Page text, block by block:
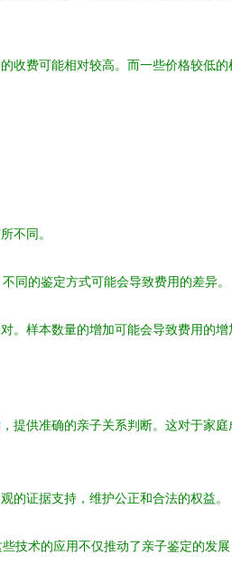
收费可能相对较高。而一些价格较低的
不同。
同的鉴定方式可能会导致费用的差异。
。样本数量的增加可能会导致费用的增
提供准确的亲子关系判断。这对于家庭
的证据支持，维护公正和合法的权益。
技术的应用不仅推动了亲子鉴定的发